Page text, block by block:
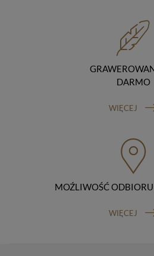
otrzymania ich kopii, prawo do
(poprawiania) swoich danych,
danych (jeżeli Twoim zdaniem
abyśmy przetwarzali Twoje dane,
abyśmy je usunęli), prawo do
przetwarzania danych (możesz
ograniczyli przetwarzanie Twoich
uzgodnionych z Tobą działań,
sprzeciwu wobec przetwarzania
przenoszenia danych, prawo do
organu nadzorczego (Prezesa
Osobowych, ul. Stawki 2, 00-193
prawo do cofnięcia zgody na
przetwarzanie danych w
DARMO
WIĘCEJ
MOŹLIWOŚĆ
WIĘCEJ